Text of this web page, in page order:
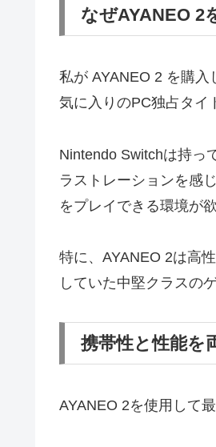
なぜAYANEO 2
私が AYANEO 2 を購
気に入りのPC独占タイ
Nintendo Switchは持っ
ラストレーションを感
をプレイできる環境が
特に、AYANEO 2は高
していた中堅クラスの
携帯性と性能を
AYANEO 2を使用して